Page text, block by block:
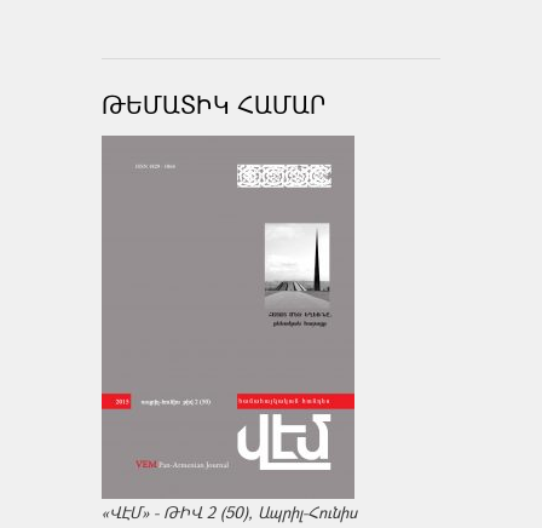
ԹԵՄԱՏԻԿ ՀԱՄԱՐ
«ՎԷՄ» - ԹԻՎ 2 (50), Ապրիլ-Հունիս